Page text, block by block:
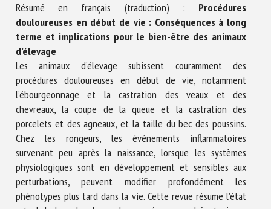
Résumé en français (traduction) : Procédures
douloureuses en début de vie : Conséquences à long
terme et implications pour le bien-être des animaux
d’élevage
Les animaux d’élevage subissent couramment des
procédures douloureuses en début de vie, notamment
l’ébourgeonnage et la castration des veaux et des
chevreaux, la coupe de la queue et la castration des
porcelets et des agneaux, et la taille du bec des poussins.
Chez les rongeurs, les événements inflammatoires
survenant peu après la naissance, lorsque les systèmes
physiologiques sont en développement et sensibles aux
perturbations, peuvent modifier profondément les
phénotypes plus tard dans la vie. Cette revue résume l’état
Organisme *
E-mail *
En soumettant ce formulaire, j'accepte que les
informations saisies soient utilisées dans le cadre de la
relation avec le CNR BEA. *
Les champs suivis de * sont obligatoires